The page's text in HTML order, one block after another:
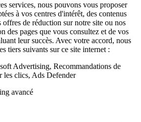
services, nous pouvons vous proposer
à vos centres d'intérêt, des contenus
offres de réduction sur notre site ou nos
des pages que vous consultez et de vos
leur succès. Avec votre accord, nous
tiers suivants sur ce site internet :
Advertising, Recommandations de
les clics, Ads Defender
avancé